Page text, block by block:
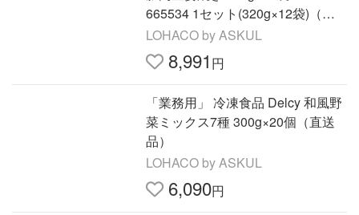
665534 1セット(320g×12袋)（直
送品）
LOHACO by ASKUL
8,991 円
「業務用」 冷凍食品 Delcy 和風野
菜ミックス7種 300g×20個（直送
品）
LOHACO by ASKUL
6,090円